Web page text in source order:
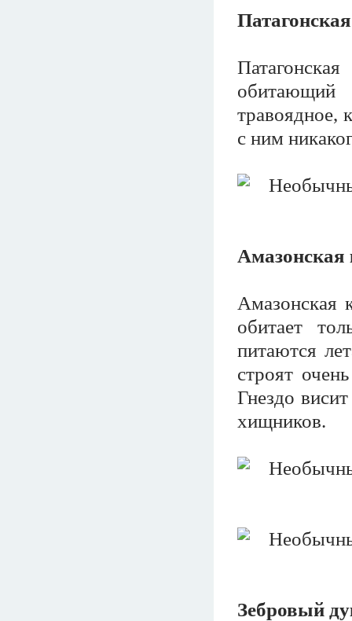
травоядное,
с ним
Амазонская
Амазонская
обитает
питаются
строят
Гнездо
хищников.
Зебровый